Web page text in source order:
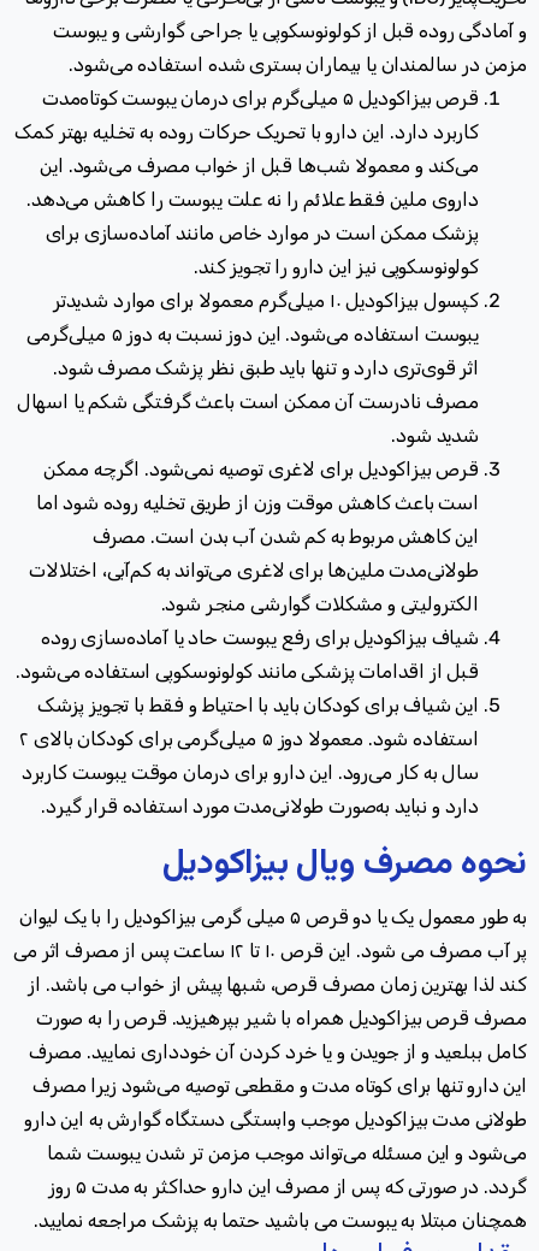
و آمادگی روده قبل از کولونوسکوپی یا جراحی گوارشی و یبوست
مزمن در سالمندان یا بیماران بستری شده استفاده می‌شود.
قرص بیزاکودیل ۵ میلی‌گرم برای درمان یبوست کوتاه‌مدت
کاربرد دارد. این دارو با تحریک حرکات روده به تخلیه بهتر کمک
می‌کند و معمولا شب‌ها قبل از خواب مصرف می‌شود. این
داروی ملین فقط علائم را نه علت یبوست را کاهش می‌دهد.
پزشک ممکن است در موارد خاص مانند آماده‌سازی برای
کولونوسکوپی نیز این دارو را تجویز کند.
کپسول بیزاکودیل ۱۰ میلی‌گرم معمولا برای موارد شدیدتر
یبوست استفاده می‌شود. این دوز نسبت به دوز ۵ میلی‌گرمی
اثر قوی‌تری دارد و تنها باید طبق نظر پزشک مصرف شود.
مصرف نادرست آن ممکن است باعث گرفتگی شکم یا اسهال
شدید شود.
قرص بیزاکودیل برای لاغری توصیه نمی‌شود. اگرچه ممکن
است باعث کاهش موقت وزن از طریق تخلیه روده شود اما
این کاهش مربوط به کم شدن آب بدن است. مصرف
طولانی‌مدت ملین‌ها برای لاغری می‌تواند به کم‌آبی، اختلالات
الکترولیتی و مشکلات گوارشی منجر شود.
شیاف بیزاکودیل برای رفع یبوست حاد یا آماده‌سازی روده
قبل از اقدامات پزشکی مانند کولونوسکوپی استفاده می‌شود.
این شیاف برای کودکان باید با احتیاط و فقط با تجویز پزشک
استفاده شود. معمولا دوز ۵ میلی‌گرمی برای کودکان بالای ۲
سال به کار می‌رود. این دارو برای درمان موقت یبوست کاربرد
دارد و نباید به‌صورت طولانی‌مدت مورد استفاده قرار گیرد.
نحوه مصرف ویال بیزاکودیل
به طور معمول یک یا دو قرص ۵ میلی گرمی بیزاکودیل را با یک لیوان
پر آب مصرف می شود. این قرص ۱۰ تا ۱۲ ساعت پس از مصرف اثر می
کند لذا بهترین زمان مصرف قرص، شبها پیش از خواب می باشد. از
مصرف قرص بیزاکودیل همراه با شیر بپرهیزید. قرص را به صورت
کامل ببلعید و از جویدن و یا خرد کردن آن خودداری نمایید. مصرف
این دارو تنها برای کوتاه مدت و مقطعی توصیه می‌شود زیرا مصرف
طولانی مدت بیزاکودیل موجب وابستگی دستگاه گوارش به این دارو
می‌شود و این مسئله می‌تواند موجب مزمن تر شدن یبوست شما
گردد.
در صورتی که پس از مصرف این دارو حداکثر به مدت ۵ روز
همچنان مبتلا به یبوست می باشید حتما به پزشک مراجعه نمایید.